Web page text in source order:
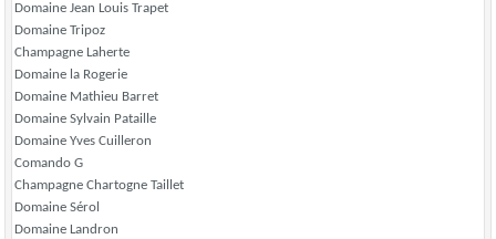
Domaine Jean Louis Trapet
Domaine Tripoz
Champagne Laherte
Domaine la Rogerie
Domaine Mathieu Barret
Domaine Sylvain Pataille
Domaine Yves Cuilleron
Comando G
Champagne Chartogne Taillet
Domaine Sérol
Domaine Landron